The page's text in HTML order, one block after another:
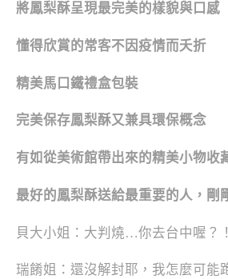
將鳳梨酥呈現最完美的樣貌與口感
懂得欣賞的常客不因疫情而夭折
精美馬口鐵禮盒包裝
完美保存鳳梨酥又兼具環保概念
有如從美術館帶出來的精美小物收
最好的鳳梨酥送給最重要的人，剛
貝大小姐：大判燒…你去台中喔？！
瑞餚姐：還沒解封耶，我怎麼可能